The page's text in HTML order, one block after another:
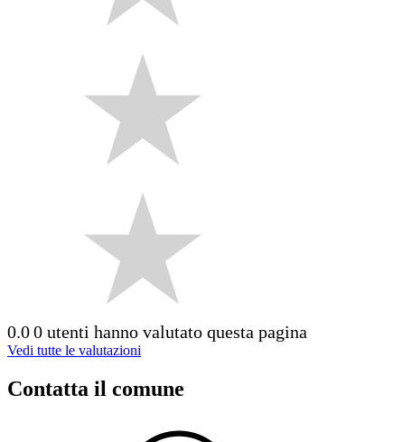
0.00 utenti hanno valutato questa pagina
Vedi tutte le valutazioni
Contatta il comune